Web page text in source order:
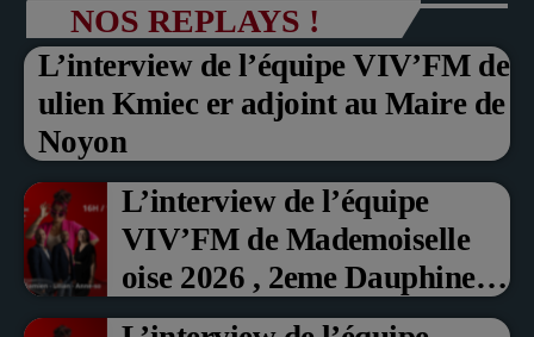
NOS REPLAYS !
L’interview de l’équipe VIV’FM de
ulien Kmiec er adjoint au Maire de
Noyon
L’interview de l’équipe
VIV’FM de Mademoiselle
oise 2026 , 2eme Dauphine et
Prix du Public , Marche aux